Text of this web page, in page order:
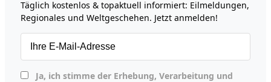
Täglich kostenlos & topaktuell informiert: Eilmeldungen,
Regionales und Weltgeschehen. Jetzt anmelden!